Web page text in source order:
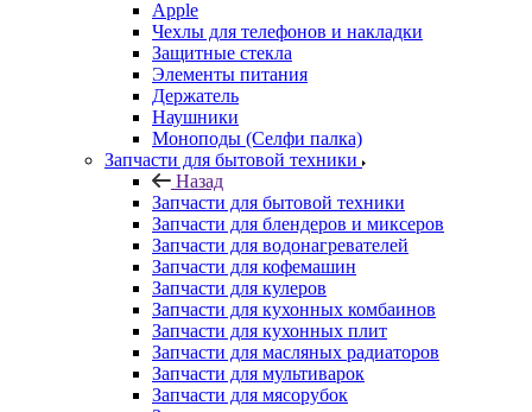
Apple
Чехлы для телефонов и накладки
Защитные стекла
Элементы питания
Держатель
Наушники
Моноподы (Селфи палка)
Запчасти для бытовой техники
Назад
Запчасти для бытовой техники
Запчасти для блендеров и миксеров
Запчасти для водонагревателей
Запчасти для кофемашин
Запчасти для кулеров
Запчасти для кухонных комбаинов
Запчасти для кухонных плит
Запчасти для масляных радиаторов
Запчасти для мультиварок
Запчасти для мясорубок